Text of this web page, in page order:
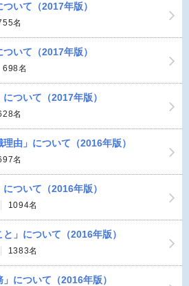
ついて（2017年版）
名
ついて（2017年版）
698名
について（2017年版）
名
理由」について（2016年版）
名
について（2016年版）
1094名
と」について（2016年版）
1383名
」について（2016年版）